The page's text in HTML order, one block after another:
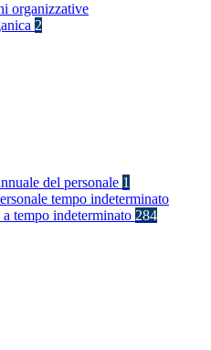
organizzative
2
del personale 1
tempo indeterminato
a tempo indeterminato 284